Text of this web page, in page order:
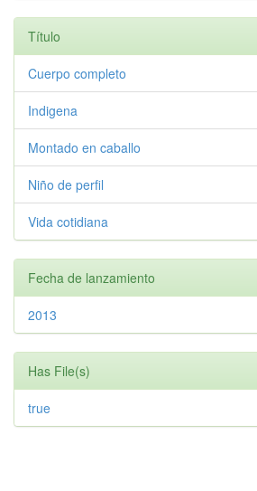
Título
Cuerpo completo
Indigena
Montado en caballo
Niño de perfil
Vida cotidiana
Fecha de lanzamiento
2013
Has File(s)
true